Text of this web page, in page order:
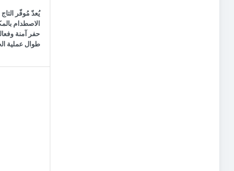
يُعدّ مُوفّر
الاصطدام
حفر آمنة
طوال عملية